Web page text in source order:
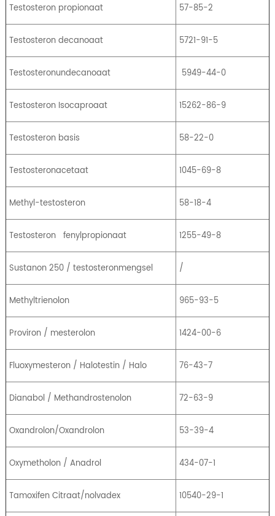
Testosteron propionaat 57-85-2
Testosteron decanoaat 5721-91-5
Testosteronundecanoaat 5949-44-0
Testosteron Isocaproaat 15262-86-9
Testosteron basis 58-22-0
Testosteronacetaat 1045-69-8
Methyl-testosteron 58-18-4
Testosteron fenylpropionaat 1255-49-8
Sustanon 250 / testosteronmengsel /
Methyltrienolon 965-93-5
Proviron / mesterolon 1424-00-6
Fluoxymesteron / Halotestin / Halo 76-43-7
Dianabol / Methandrostenolon 72-63-9
Oxandrolon/Oxandrolon 53-39-4
Oxymetholon / Anadrol 434-07-1
Tamoxifen Citraat/nolvadex 10540-29-1